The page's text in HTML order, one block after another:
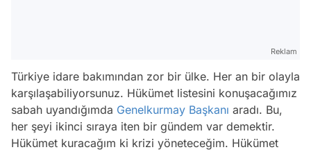
Reklam
Türkiye idare bakımından zor bir ülke. Her an bir olayla
karşılaşabiliyorsunuz. Hükümet listesini konuşacağımız
sabah uyandığımda Genelkurmay Başkanı aradı. Bu,
her şeyi ikinci sıraya iten bir gündem var demektir.
Hükümet kuracağım ki krizi yöneteceğim. Hükümet